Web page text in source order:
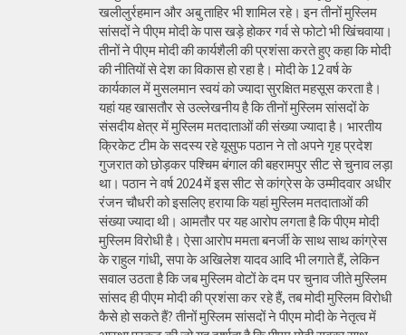
खलीलुर्रहमान और अबु ताहिर भी शामिल रहे। इन तीनों मुस्लिम
सांसदों ने पीएम मोदी के पास खड़े होकर गर्व से फोटो भी खिंचवाया।
तीनों ने पीएम मोदी की कार्यशैली की प्रशंसा करते हुए कहा कि मोदी
की नीतियों से देश का विकास हो रहा है। मोदी के 12 वर्ष के
कार्यकाल में मुसलमान स्वयं को ज्यादा सुरक्षित महसूस करता है।
यहां यह खासतौर से उल्लेखनीय है कि तीनों मुस्लिम सांसदों के
संसदीय क्षेत्र में मुस्लिम मतदाताओं की संख्या ज्यादा है। भारतीय
क्रिकेट टीम के सदस्य रहे यूसुफ पठान ने तो अपने गृह प्रदेश
गुजरात को छोड़कर पश्चिम बंगाल की बहरामपुर सीट से चुनाव लड़ा
था। पठान ने वर्ष 2024 में इस सीट से कांग्रेस के उम्मीदवार अधीर
रंजन चौधरी को इसलिए हराया कि यहां मुस्लिम मतदाताओं की
संख्या ज्यादा थी। आमतौर पर यह आरोप लगता है कि पीएम मोदी
मुस्लिम विरोधी है। ऐसा आरोप ममता बनर्जी के साथ साथ कांग्रेस
के राहुल गांधी, सपा के अखिलेश यादव आदि भी लगाते हैं, लेकिन
सवाल उठता है कि जब मुस्लिम वोटों के दम पर चुनाव जीते मुस्लिम
सांसद ही पीएम मोदी की प्रशंसा कर रहे हैं, तब मोदी मुस्लिम विरोधी
कैसे हो सकते हैं? तीनों मुस्लिम सांसदों ने पीएम मोदी के नेतृत्व में